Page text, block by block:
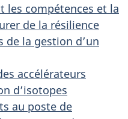
les compétences et la
de la résilience
la gestion d’un
accélérateurs
d’isotopes
au poste de